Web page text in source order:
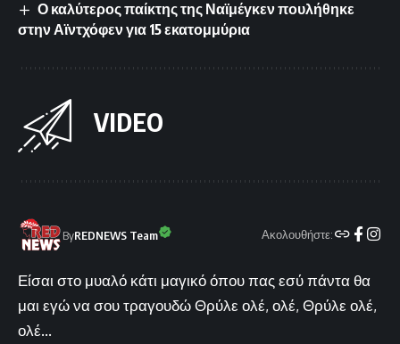
Ο καλύτερος παίκτης της Ναϊμέγκεν πουλήθηκε
στην Αϊντχόφεν για 15 εκατομμύρια
VIDEO
ByREDNEWS Team Ακολουθήστε:
Είσαι στο μυαλό κάτι μαγικό όπου πας εσύ πάντα θα
μαι εγώ να σου τραγουδώ Θρύλε ολέ, ολέ, Θρύλε ολέ,
ολέ...